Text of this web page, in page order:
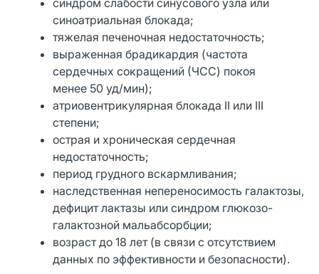
синоатриальная блокада;
тяжелая печеночная недостаточность;
выраженная брадикардия (частота
сердечных сокращений (ЧСС) покоя
менее 50 уд/мин);
атриовентрикулярная блокада II или III
степени;
острая и хроническая сердечная
недостаточность;
период грудного вскармливания;
наследственная непереносимость галактозы,
дефицит лактазы или синдром глюкозо-
галактозной мальабсорбции;
возраст до 18 лет (в связи с отсутствием
данных по эффективности и безопасности).